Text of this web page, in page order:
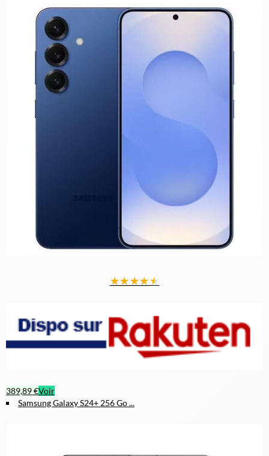
★★★★★
389,89 €Voir
Samsung Galaxy S24+ 256 Go ...